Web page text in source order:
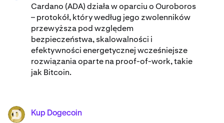
Cardano (ADA) ​​działa w oparciu o Ouroboros
– protokół, który według jego zwolenników
przewyższa pod względem
bezpieczeństwa, skalowalności i
efektywności energetycznej wcześniejsze
rozwiązania oparte na proof-of-work, takie
jak Bitcoin.
DOGE Kup Dogecoin